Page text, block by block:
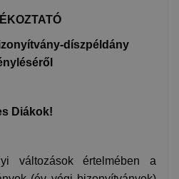
díszpéldány
Diákok!
változások értelmében a